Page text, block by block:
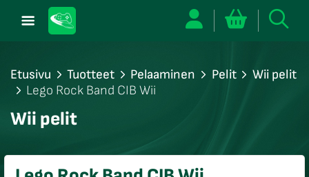
Etusivu Tuotteet Pelaaminen Pelit
Wii pelit
Lego Rock Band CIB Wii
Wii pelit
sulje